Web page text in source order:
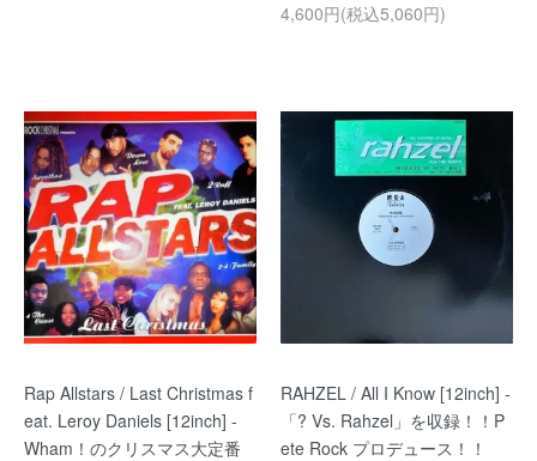
4,600円(税込5,060円)
Rap Allstars / Last Christmas f
eat. Leroy Daniels [12inch] -
Wham！のクリスマス大定番
RAHZEL / All I Know [12inch] -
「? Vs. Rahzel」を収録！！P
ete Rock プロデュース！！